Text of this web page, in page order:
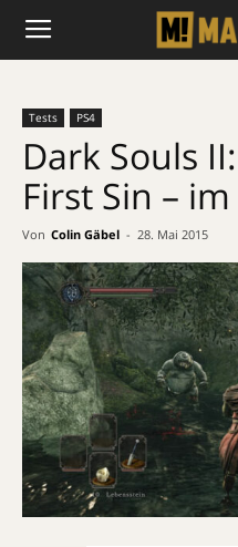
Tests PS4
Dark Souls
First Sin – im
Von Colin Gäbel - 28. Mai 2015